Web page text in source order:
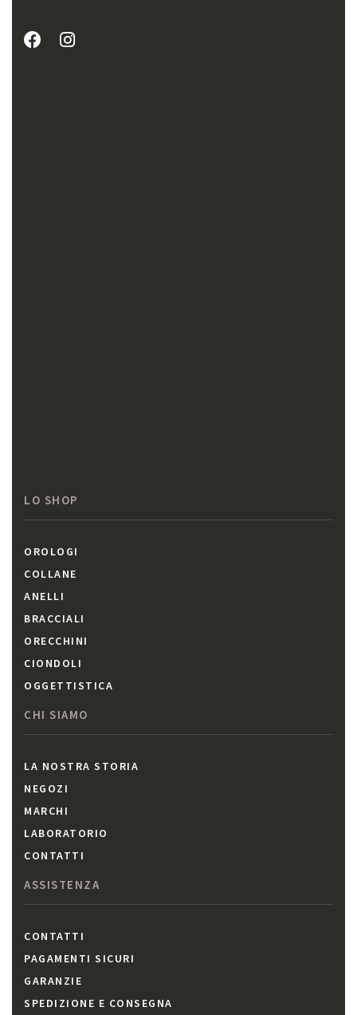
LO SHOP
OROLOGI
COLLANE
ANELLI
BRACCIALI
ORECCHINI
CIONDOLI
OGGETTISTICA
CHI SIAMO
LA NOSTRA STORIA
NEGOZI
MARCHI
LABORATORIO
CONTATTI
ASSISTENZA
CONTATTI
PAGAMENTI SICURI
GARANZIE
SPEDIZIONE E CONSEGNA